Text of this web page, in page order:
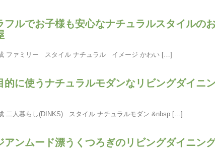
フルでお子様も安心なナチュラルスタイルの
ファミリー スタイル ナチュラル イメージ かわい […]
的に使うナチュラルモダンなリビングダイニン
二人暮らし(DINKS) スタイル ナチュラルモダン &nbsp […]
アンムード漂うくつろぎのリビングダイニン